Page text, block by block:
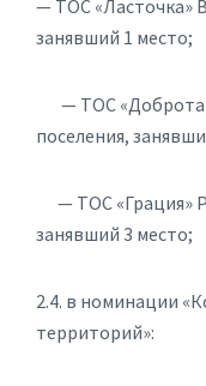
— ТОС «Ласточка»
занявший 1 место;
— ТОС «Доброта»
поселения,
— ТОС «Грация»
занявший 3 место;
2.4. в номинации
территорий»: